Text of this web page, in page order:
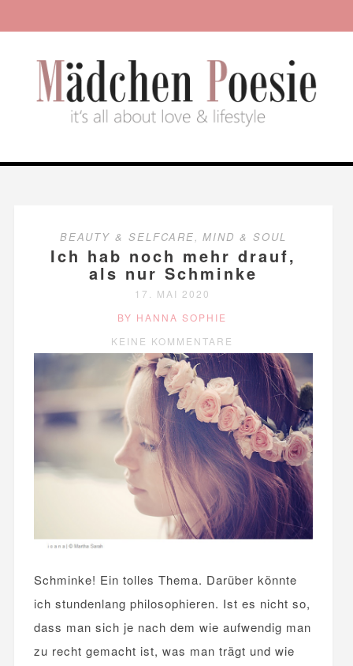
BEAUTY & SELFCARE,MIND & SOUL
Ich hab noch mehr drauf,
als nur Schminke
17. MAI 2020
BY HANNA SOPHIE
KEINE KOMMENTARE
Schminke! Ein tolles Thema. Darüber könnte
ich stundenlang philosophieren. Ist es nicht so,
dass man sich je nach dem wie aufwendig man
zu recht gemacht ist, was man trägt und wie